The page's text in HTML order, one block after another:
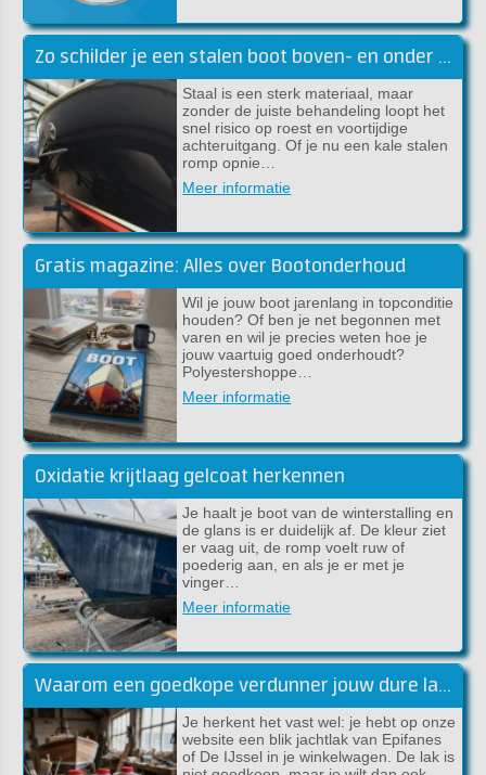
Zo schilder je een stalen boot boven- en onder de waterlijn
Staal is een sterk materiaal, maar
zonder de juiste behandeling loopt het
snel risico op roest en voortijdige
achteruitgang. Of je nu een kale stalen
romp opnie…
Meer informatie
Gratis magazine: Alles over Bootonderhoud
Wil je jouw boot jarenlang in topconditie
houden? Of ben je net begonnen met
varen en wil je precies weten hoe je
jouw vaartuig goed onderhoudt?
Polyestershoppe…
Meer informatie
Oxidatie krijtlaag gelcoat herkennen
Je haalt je boot van de winterstalling en
de glans is er duidelijk af. De kleur ziet
er vaag uit, de romp voelt ruw of
poederig aan, en als je er met je
vinger…
Meer informatie
Waarom een goedkope verdunner jouw dure lakwerk kan verpesten
Je herkent het vast wel: je hebt op onze
website een blik jachtlak van Epifanes
of De IJssel in je winkelwagen. De lak is